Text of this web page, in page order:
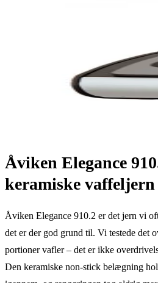
Åviken Elegance
keramiske
Åviken Elegance 910.2 er det jern vi
det er der god grund til. Vi testede det
portioner vafler – det er ikke
Den keramiske non-stick belægning